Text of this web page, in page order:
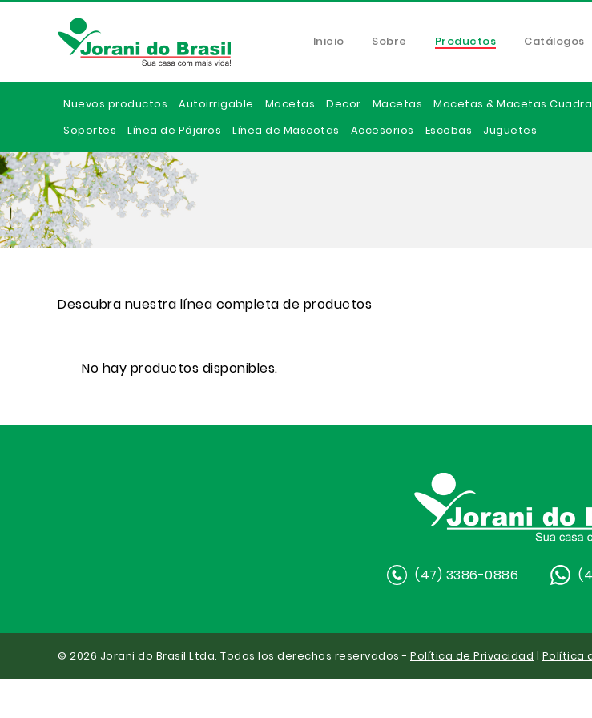
Inicio Sobre Productos Catálogos
Nuevos productos Autoirrigable Macetas Decor Macetas Macetas & Macetas
Soportes
Línea de Pájaros Línea de Mascotas Accesorios Escobas Juguetes
Descubra nuestra línea completa de productos
No hay productos disponibles.
(47) 3386-0886
© 2026 Jorani do Brasil Ltda. Todos los derechos reservados - Política de Privacidad | Política